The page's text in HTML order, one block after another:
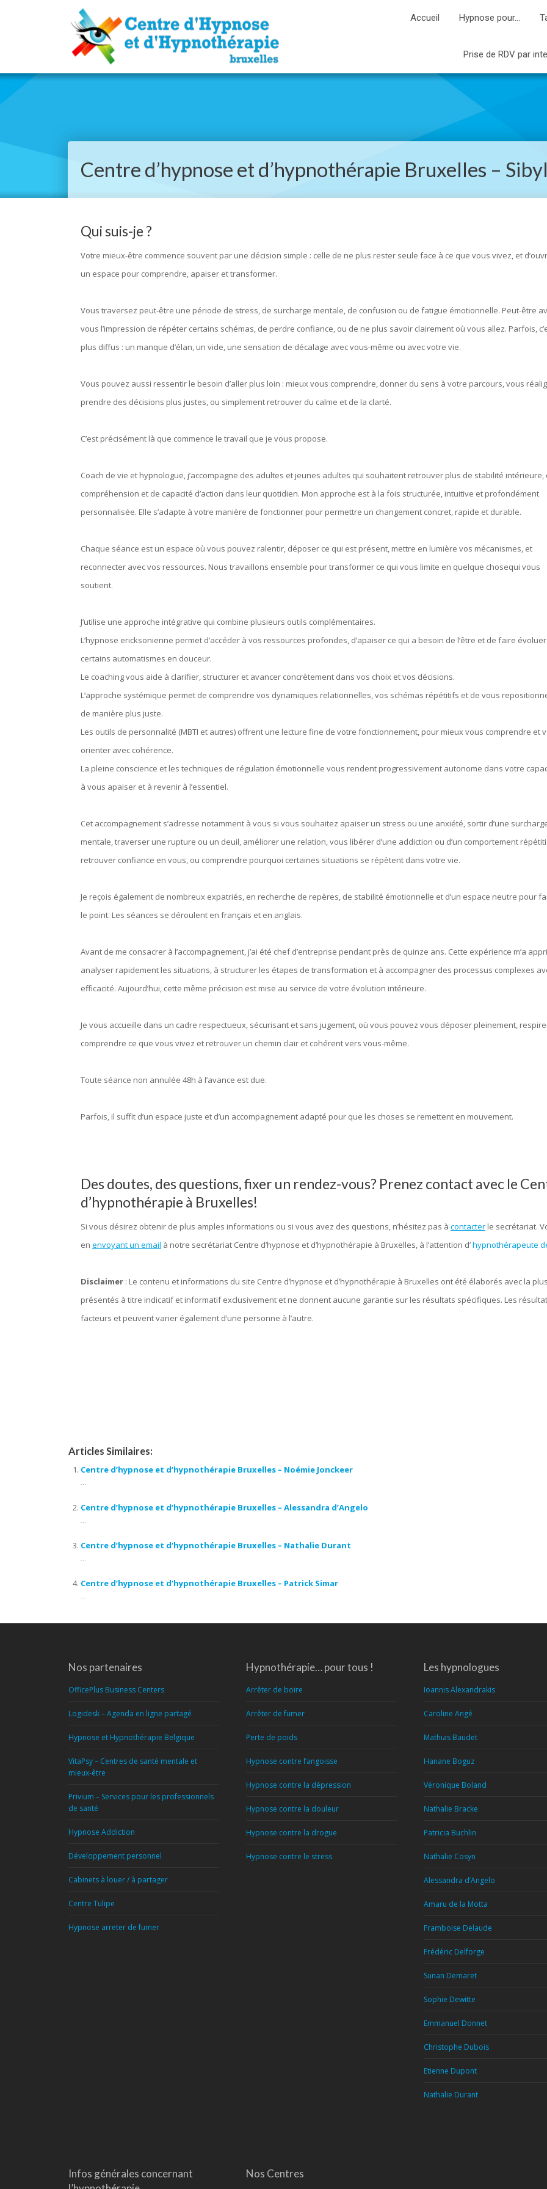
Accueil Hypnose pour…
Prise de RDV par
Centre d’hypnose et d’hypnothérapie Bruxelles –
Qui suis-je ?
Votre mieux-être commence souvent par une décision simple : celle de ne plus rester seule face à ce que vous vivez, et
un espace pour comprendre, apaiser et transformer.
Vous traversez peut-être une période de stress, de surcharge mentale, de confusion ou de fatigue émotionnelle. Peut-être
vous l’impression de répéter certains schémas, de perdre confiance, ou de ne plus savoir clairement où vous allez. Parfois,
plus diffus : un manque d’élan, un vide, une sensation de décalage avec vous-même ou avec votre vie.
Vous pouvez aussi ressentir le besoin d’aller plus loin : mieux vous comprendre, donner du sens à votre parcours, vous
prendre des décisions plus justes, ou simplement retrouver du calme et de la clarté.
C’est précisément là que commence le travail que je vous propose.
Coach de vie et hypnologue, j’accompagne des adultes et jeunes adultes qui souhaitent retrouver plus de stabilité intérieure,
compréhension et de capacité d’action dans leur quotidien. Mon approche est à la fois structurée, intuitive et profondément
personnalisée. Elle s’adapte à votre manière de fonctionner pour permettre un changement concret, rapide et durable.
Chaque séance est un espace où vous pouvez ralentir, déposer ce qui est présent, mettre en lumière vos mécanismes, et
reconnecter avec vos ressources. Nous travaillons ensemble pour transformer ce qui vous limite en quelque chosequi vous
soutient.
J’utilise une approche intégrative qui combine plusieurs outils complémentaires.
L’hypnose ericksonienne permet d’accéder à vos ressources profondes, d’apaiser ce qui a besoin de l’être et de faire évoluer
certains automatismes en douceur.
Le coaching vous aide à clarifier, structurer et avancer concrètement dans vos choix et vos décisions.
L’approche systémique permet de comprendre vos dynamiques relationnelles, vos schémas répétitifs et de vous
de manière plus juste.
Les outils de personnalité (MBTI et autres) offrent une lecture fine de votre fonctionnement, pour mieux vous comprendre et
orienter avec cohérence.
La pleine conscience et les techniques de régulation émotionnelle vous rendent progressivement autonome dans votre
à vous apaiser et à revenir à l’essentiel.
Cet accompagnement s’adresse notamment à vous si vous souhaitez apaiser un stress ou une anxiété, sortir d’une
mentale, traverser une rupture ou un deuil, améliorer une relation, vous libérer d’une addiction ou d’un comportement
retrouver confiance en vous, ou comprendre pourquoi certaines situations se répètent dans votre vie.
Je reçois également de nombreux expatriés, en recherche de repères, de stabilité émotionnelle et d’un espace neutre pour
le point. Les séances se déroulent en français et en anglais.
Avant de me consacrer à l’accompagnement, j’ai été chef d’entreprise pendant près de quinze ans. Cette expérience m’a
analyser rapidement les situations, à structurer les étapes de transformation et à accompagner des processus complexes
efficacité. Aujourd’hui, cette même précision est mise au service de votre évolution intérieure.
Je vous accueille dans un cadre respectueux, sécurisant et sans jugement, où vous pouvez vous déposer pleinement,
comprendre ce que vous vivez et retrouver un chemin clair et cohérent vers vous-même.
Toute séance non annulée 48h à l’avance est due.
Parfois, il suffit d’un espace juste et d’un accompagnement adapté pour que les choses se remettent en mouvement.
Des doutes, des questions, fixer un rendez-vous? Prenez contact avec le
d’hypnothérapie à Bruxelles!
Si vous désirez obtenir de plus amples informations ou si vous avez des questions, n’hésitez pas à contacter le secrétariat.
en envoyant un email à notre secrétariat Centre d’hypnose et d’hypnothérapie à Bruxelles, à l’attention d’hypnothérapeute
Disclaimer : Le contenu et informations du site Centre d’hypnose et d’hypnothérapie à Bruxelles ont été élaborés avec la
présentés à titre indicatif et informatif exclusivement et ne donnent aucune garantie sur les résultats spécifiques. Les
facteurs et peuvent varier également d’une personne à l’autre.
Articles Similaires:
Centre d’hypnose et d’hypnothérapie Bruxelles – Noémie Jonckeer
...
Centre d’hypnose et d’hypnothérapie Bruxelles – Alessandra d’Angelo
...
Centre d’hypnose et d’hypnothérapie Bruxelles – Nathalie Durant
...
Centre d’hypnose et d’hypnothérapie Bruxelles – Patrick Simar
...
Nos partenaires
OfficePlus Business Centers
Logidesk – Agenda en ligne partagé
Hypnose et Hypnothérapie Belgique
VitaPsy – Centres de santé mentale et
mieux-être
Privium – Services pour les professionnels
de santé
Hypnose Addiction
Développement personnel
Cabinets à louer / à partager
Centre Tulipe
Hypnose arreter de fumer
Hypnothérapie… pour tous !
Arrêter de boire
Arrêter de fumer
Perte de poids
Hypnose contre l’angoisse
Hypnose contre la dépression
Hypnose contre la douleur
Hypnose contre la drogue
Hypnose contre le stress
Les hypnologues
Ioannis Alexandrakis
Caroline Angé
Mathias Baudet
Hanane Boguz
Véronique Boland
Nathalie Bracke
Patricia Buchlin
Nathalie Cosyn
Alessandra d’Angelo
Amaru de la Motta
Framboise Delaude
Frédéric Delforge
Sunan Demaret
Sophie Dewitte
Emmanuel Donnet
Christophe Dubois
Etienne Dupont
Nathalie Durant
Infos générales concernant
Nos Centres